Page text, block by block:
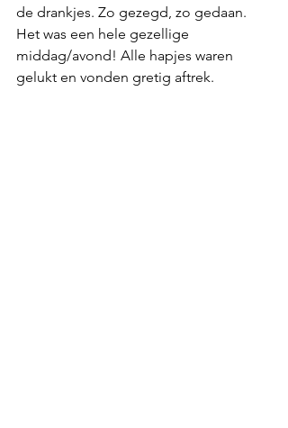
de drankjes. Zo gezegd, zo gedaan.
Het was een hele gezellige
middag/avond! Alle hapjes waren
gelukt en vonden gretig aftrek.